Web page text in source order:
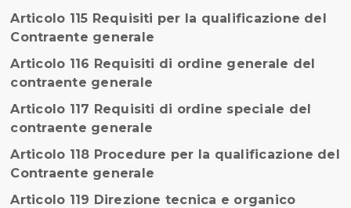
Articolo 115 Requisiti per la qualificazione del
Contraente generale
Articolo 116 Requisiti di ordine generale del
contraente generale
Articolo 117 Requisiti di ordine speciale del
contraente generale
Articolo 118 Procedure per la qualificazione del
Contraente generale
Articolo 119 Direzione tecnica e organico